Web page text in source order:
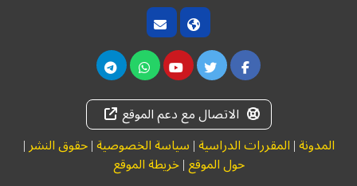
الاتصال مع دعم الموقع
المدونة|المقررات الدراسية|سياسة الخصوصية|حقوق النشر|
حول الموقع|خريطة الموقع